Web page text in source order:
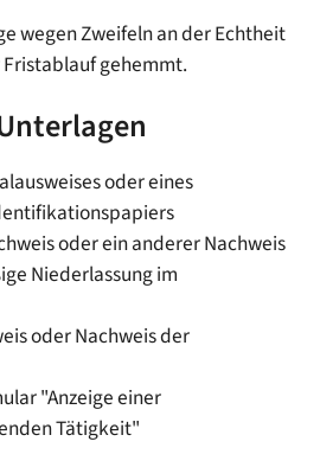
wegen Zweifeln an der Echtheit
gehemmt.
oder eines
oder ein anderer Nachweis
Niederlassung im
oder Nachweis der
"Anzeige einer
Tätigkeit"